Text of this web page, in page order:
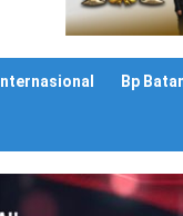
Internasional Bp